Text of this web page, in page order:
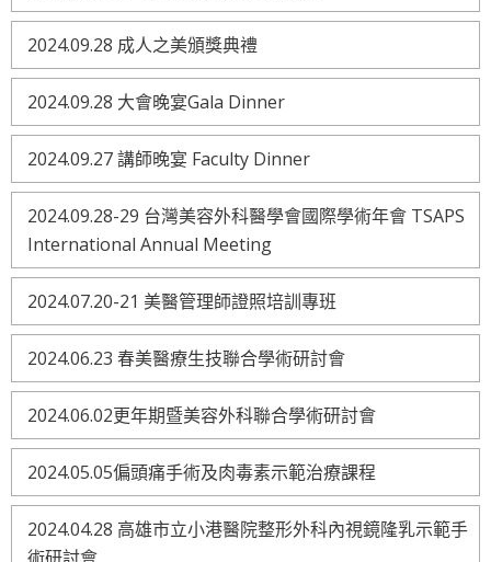
2024.09.28 成人之美頒獎典禮
2024.09.28 大會晚宴Gala Dinner
2024.09.27 講師晚宴 Faculty Dinner
2024.09.28-29 台灣美容外科醫學會國際學術年會 TSAPS
International Annual Meeting
2024.07.20-21 美醫管理師證照培訓專班
2024.06.23 春美醫療生技聯合學術研討會
2024.06.02更年期暨美容外科聯合學術研討會
2024.05.05偏頭痛手術及肉毒素示範治療課程
2024.04.28 高雄市立小港醫院整形外科內視鏡隆乳示範手